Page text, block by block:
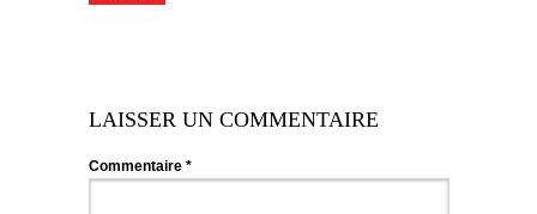
LAISSER UN COMMENTAIRE
Commentaire *